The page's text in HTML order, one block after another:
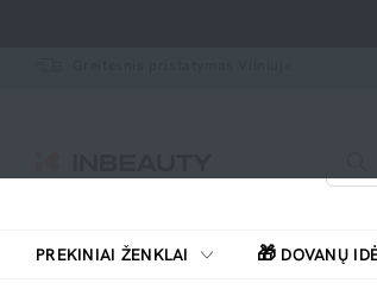
PREKINIAI ŽENKLAI 🎁 DOVANŲ